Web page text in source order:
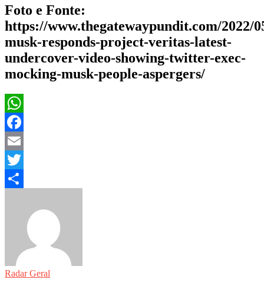
Foto e Fonte:
https://www.thegatewaypundit.com/2022/
musk-responds-project-veritas-latest-
undercover-video-showing-twitter-exec-
mocking-musk-people-aspergers/
WhatsApp
Facebook
Email
Twitter
Radar Geral